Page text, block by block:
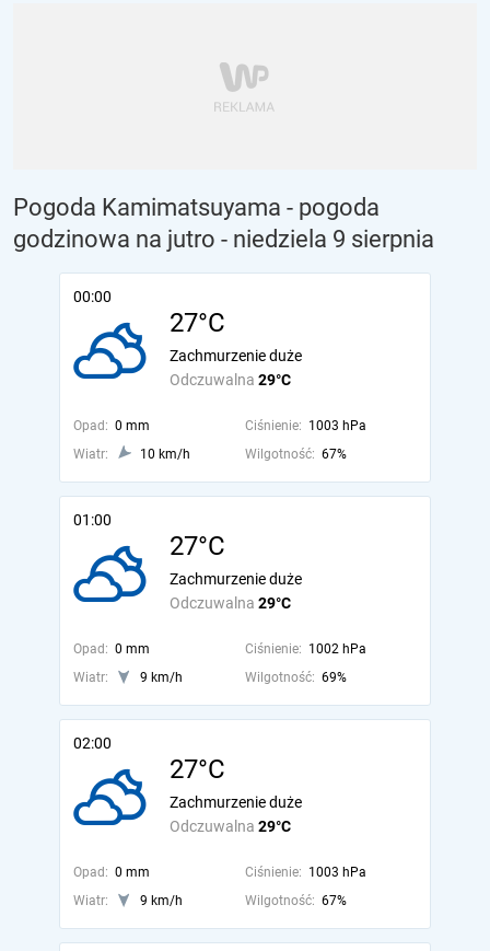
Pogoda Kamimatsuyama - pogoda
godzinowa na jutro - niedziela 9 sierpnia
00:00
27°C
Odczuwalna 29°C
Zachmurzenie duże
Opad: 0 mm Ciśnienie: 1003 hPa
Wiatr:
10 km/h Wilgotność: 67%
01:00
27°C
Odczuwalna 29°C
Zachmurzenie duże
Opad: 0 mm Ciśnienie: 1002 hPa
Wiatr:
9 km/h Wilgotność: 69%
02:00
27°C
Odczuwalna 29°C
Zachmurzenie duże
Opad: 0 mm Ciśnienie: 1003 hPa
Wiatr:
9 km/h Wilgotność: 67%